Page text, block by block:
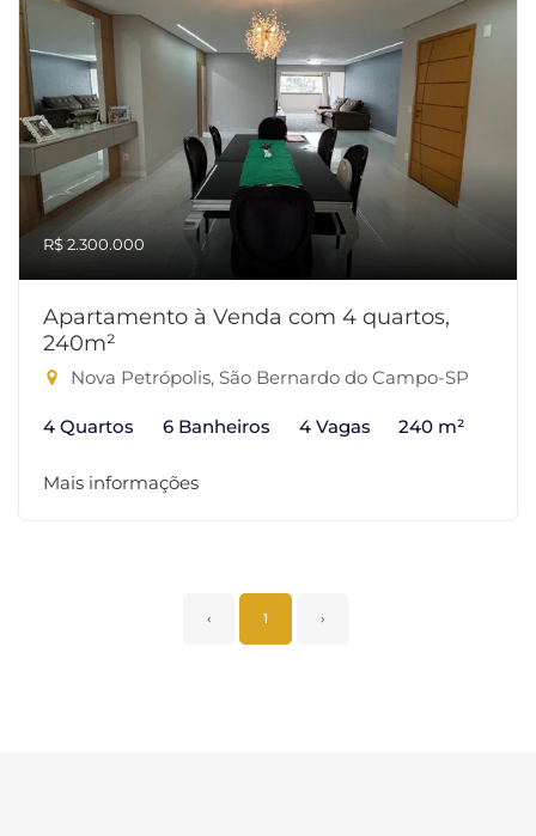
R$ 2.300.000
Apartamento à Venda com 4 quartos,
240m²
Nova Petrópolis, São Bernardo do Campo-SP
4 Quartos 6 Banheiros 4 Vagas 240 m²
Mais informações
‹ 1 ›